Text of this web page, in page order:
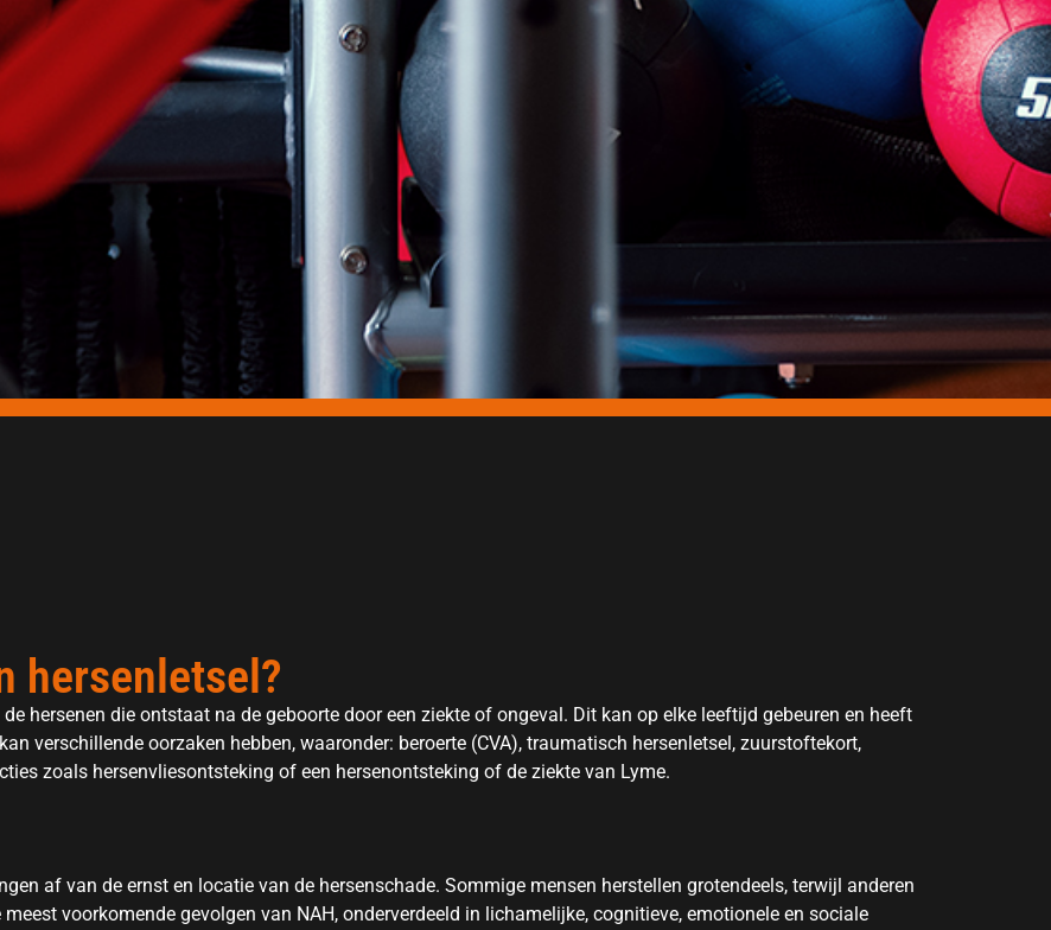
hersenletsel?
hersenen die ontstaat na de geboorte door een ziekte of ongeval. Dit kan op elke leeftijd gebeuren en heeft
verschillende oorzaken hebben, waaronder: beroerte (CVA), traumatisch hersenletsel, zuurstoftekort,
zoals hersenvliesontsteking of een hersenontsteking of de ziekte van Lyme.
af van de ernst en locatie van de hersenschade. Sommige mensen herstellen grotendeels, terwijl anderen
voorkomende gevolgen van NAH, onderverdeeld in lichamelijke, cognitieve, emotionele en sociale